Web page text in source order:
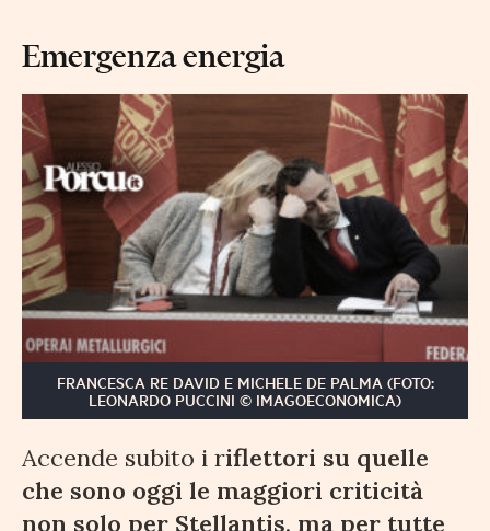
Emergenza energia
FRANCESCA RE DAVID E MICHELE DE PALMA (FOTO:
LEONARDO PUCCINI © IMAGOECONOMICA)
Accende subito i riflettori su quelle
che sono oggi le maggiori criticità
non solo per Stellantis, ma per tutte